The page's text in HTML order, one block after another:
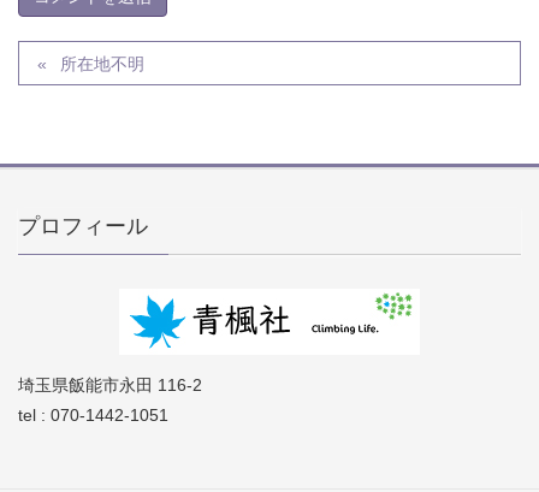
所在地不明
プロフィール
埼玉県飯能市永田 116-2
tel : 070-1442-1051